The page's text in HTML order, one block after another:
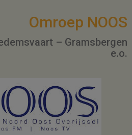
Omroep NOOS
– Gramsbergen
e.o.